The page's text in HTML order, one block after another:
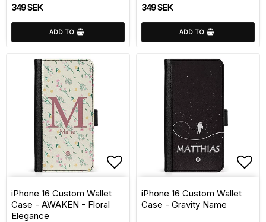
349 SEK
ADD TO
349 SEK
ADD TO
Add to list of
iPhone 16 Custom Wallet
Case - AWAKEN - Floral
Elegance
iPhone 16 Custom Wallet
Case - Gravity Name